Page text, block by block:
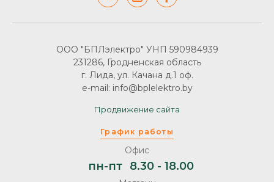
График работы
Офис
пн-пт 8.30 - 18.00
ООО "БПЛэлектро" УНП 590984939
231286, Гродненская область
г. Лида, ул. Качана д.1 оф.
e-mail: info@bplelektro.by
Продвижение сайта